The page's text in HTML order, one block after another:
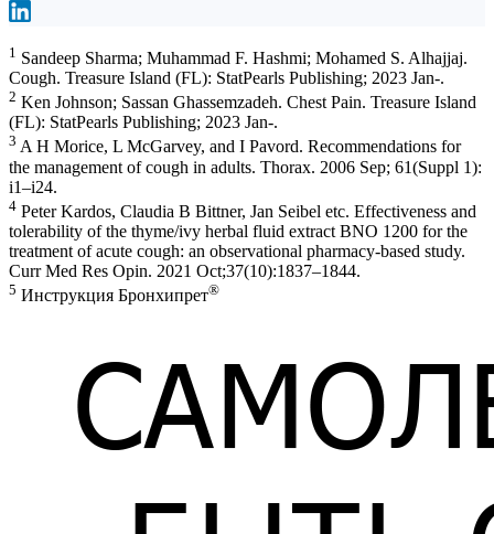
1 Sandeep Sharma; Muhammad F. Hashmi; Mohamed S. Alhajjaj.
Cough. Treasure Island (FL): StatPearls Publishing; 2023 Jan-.
2 Ken Johnson; Sassan Ghassemzadeh. Chest Pain. Treasure Island
(FL): StatPearls Publishing; 2023 Jan-.
3 A H Morice, L McGarvey, and I Pavord. Recommendations for
the management of cough in adults. Thorax. 2006 Sep; 61(Suppl 1):
i1–i24.
4 Peter Kardos, Claudia B Bittner, Jan Seibel etc. Effectiveness and
tolerability of the thyme/ivy herbal fluid extract BNO 1200 for the
treatment of acute cough: an observational pharmacy-based study.
Curr Med Res Opin. 2021 Oct;37(10):1837–1844.
5 Инструкция Бронхипрет®